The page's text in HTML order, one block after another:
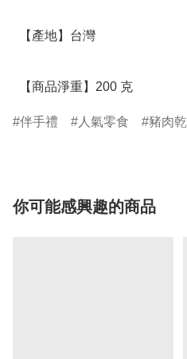
  【商品淨重】200 克
伴手禮 人氣零食 豬肉乾
你可能感興趣的商品